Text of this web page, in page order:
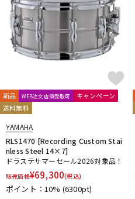
新品 WEB注文店頭受取可
キャンペーン
送料無料
YAMAHA
RLS1470 [Recording Custom Stai
nless Steel 14×7]
ドラステサマーセール2026対象品！
販売価格¥69,300(税込)
ポイント：10% (6300pt)